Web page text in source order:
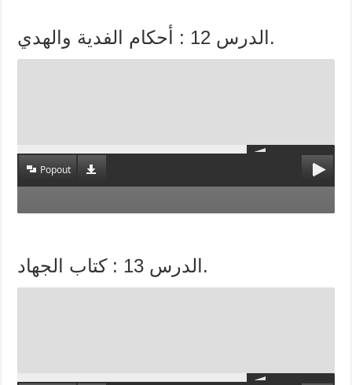
الدرس 12 : أحكام الفدية والهدي.
Popout
الدرس 13 : كتاب الجهاد.